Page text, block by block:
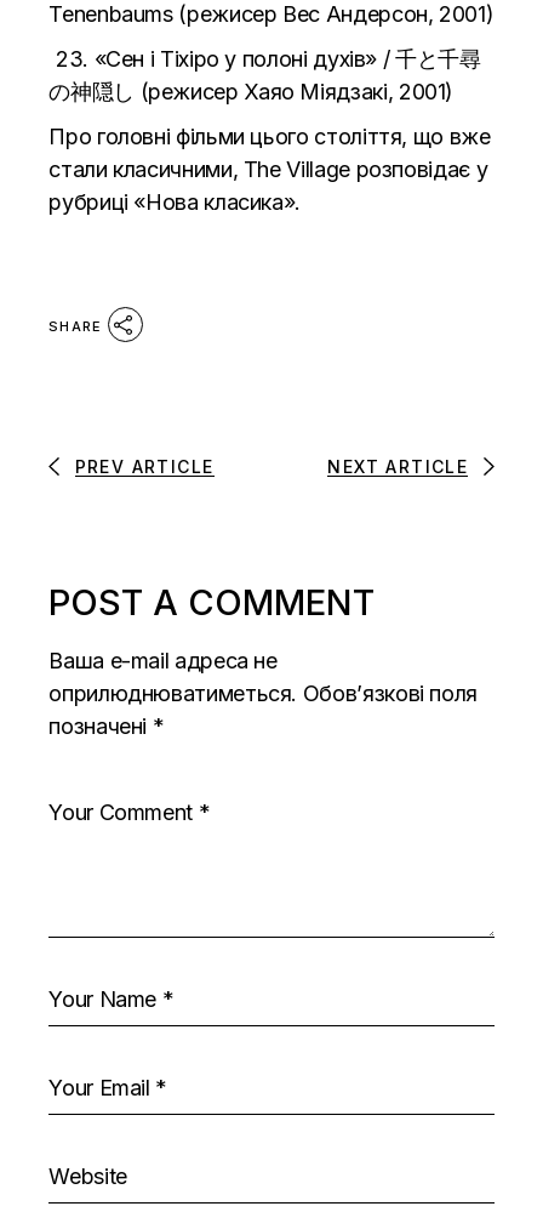
Tenenbaums (режисер Вес Андерсон, 2001)
23. «Сен і Тіхіро у полоні духів» / 千と千尋
の神隠し (режисер Хаяо Міядзакі, 2001)
Про головні фільми цього століття, що вже
стали класичними, The Village розповідає у
рубриці «Нова класика».
SHARE
PREV ARTICLE NEXT ARTICLE
POST A COMMENT
Ваша e-mail адреса не
оприлюднюватиметься. Обов’язкові поля
позначені *